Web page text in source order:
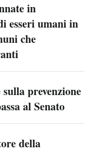
in
esseri umani in
che
prevenzione
al Senato
della